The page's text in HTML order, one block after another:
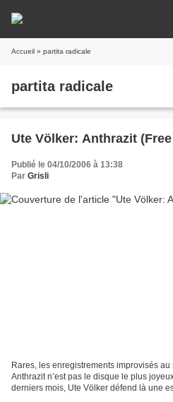
Accueil » partita radicale
partita radicale
Ute Völker: Anthrazit
Publié le 04/10/2006 à 13:38
Par Grisli
Rares, les enregistrements improvisés au
Anthrazit n’est pas le disque le plus
derniers mois, Ute Völker défend là une